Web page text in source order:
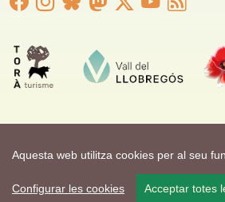
Aquesta web utilitza cookies per al seu
Configurar les cookies Acceptar totes